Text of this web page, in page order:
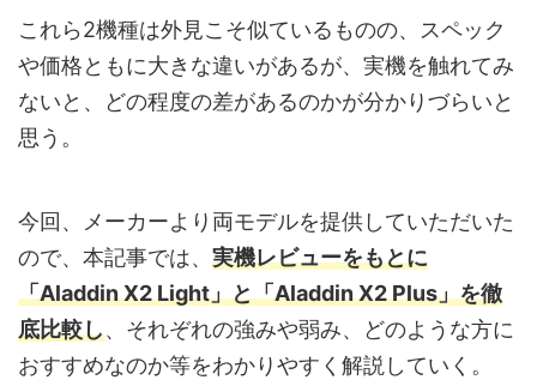
これら2機種は外見こそ似ているものの、スペック
や価格ともに大きな違いがあるが、実機を触れてみ
ないと、どの程度の差があるのかが分かりづらいと
思う。
今回、メーカーより両モデルを提供していただいた
ので、本記事では、 実機レビューをもとに
「Aladdin X2 Light」と「Aladdin X2 Plus」を徹
底比較し、それぞれの強みや弱み、どのような方に
おすすめなのか等をわかりやすく解説していく。